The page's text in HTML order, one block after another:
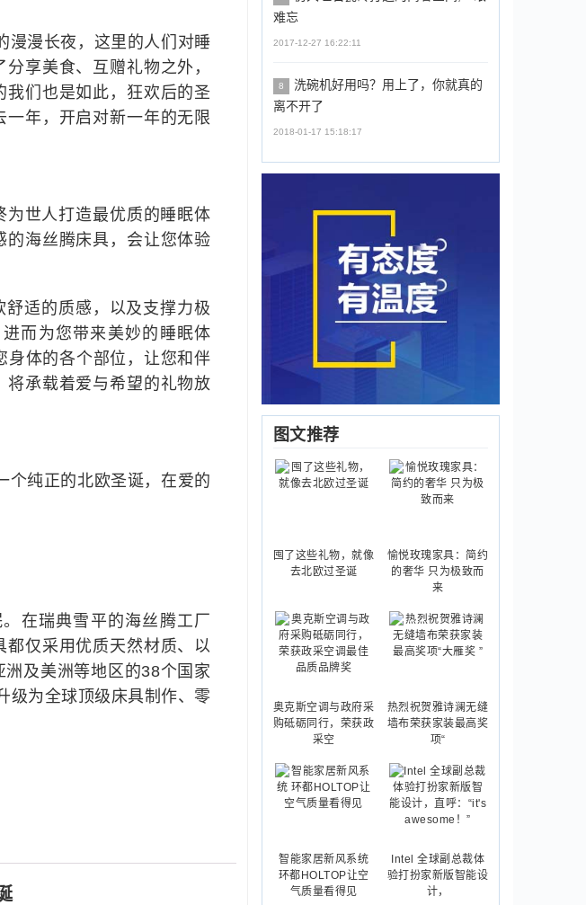
漫漫长夜，这里的人们对睡
享美食、互赠礼物之外，
我们也是如此，狂欢后的圣
年，开启对新一年的无限
世人打造最优质的睡眠体
海丝腾床具，会让您体验
适的质感，以及支撑力极
而为您带来美妙的睡眠体
身体的各个部位，让您和伴
承载着爱与希望的礼物放
个纯正的北欧圣诞，在爱的
在瑞典雪平的海丝腾工厂
仅采用优质天然材质、以
及美洲等地区的38个国家
级为全球顶级床具制作、零
难忘
2017-12-27 16:22:11
8
洗碗机好用吗？用上了，你就真的
离不开了
2018-01-17 15:18:17
图文推荐
囤了这些礼物，就像
去北欧过圣诞
愉悦玫瑰家具：简约
的奢华 只为极致而
来
奥克斯空调与政府采
购砥砺同行，荣获政
采空
热烈祝贺雅诗澜无缝
墙布荣获家装最高奖
项“
智能家居新风系统
环都HOLTOP让空
气质量看得见
Intel 全球副总裁体
验打扮家新版智能设
计，